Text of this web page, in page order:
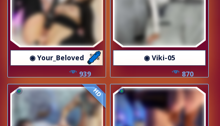
◉ Your_Beloved
939
◉ Viki-05
870
HD